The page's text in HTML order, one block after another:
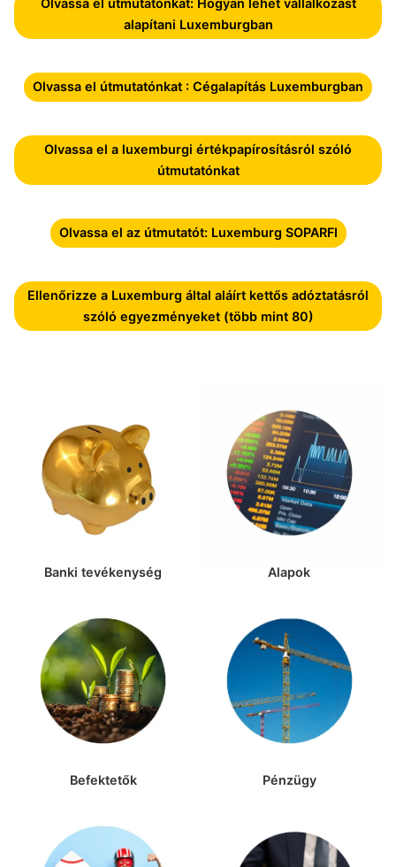
alapítani Luxemburgban
Olvassa el útmutatónkat : Cégalapítás Luxemburgban
Olvassa el a luxemburgi értékpapírosításról szóló
útmutatónkat
Olvassa el az útmutatót: Luxemburg SOPARFI
Ellenőrizze a Luxemburg által aláírt kettős adóztatásról
szóló egyezményeket (több mint 80)
Banki tevékenység Alapok
Befektetők Pénzügy